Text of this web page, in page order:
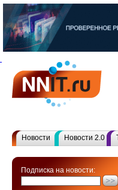
Новости Новости 2.0
Подписка на новости: